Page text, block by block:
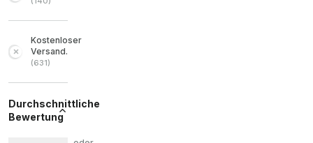
Kostenloser
Versand.
(631)
Durchschnittliche
Bewertung